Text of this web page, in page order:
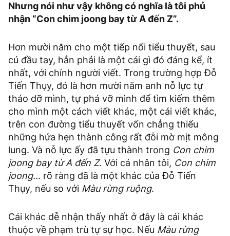
Nhưng nói như vậy không có nghĩa là tôi phủ
nhận “Con chim joong bay từ A đến Z”.
Hơn mười năm cho một tiếp nối tiểu thuyết, sau
cú đầu tay, hẳn phải là một cái gì đó đáng kể, ít
nhất, với chính người viết. Trong trường hợp Đỗ
Tiến Thụy, đó là hơn mười năm anh nỗ lực tự
tháo dỡ mình, tự phá vỡ mình để tìm kiếm thêm
cho mình một cách viết khác, một cái viết khác,
trên con đường tiểu thuyết vốn chẳng thiếu
những hứa hẹn thành công rất đỗi mờ mịt mông
lung. Và nỗ lực ấy đã tựu thành trong Con chim
joong bay từ A đến Z. Với cá nhân tôi, Con chim
joong… rõ ràng đã là một khác của Đỗ Tiến
Thụy, nếu so với Màu rừng ruộng.
Cái khác dễ nhận thấy nhất ở đây là cái khác
thuộc về phạm trù tự sự học. Nếu Màu rừng